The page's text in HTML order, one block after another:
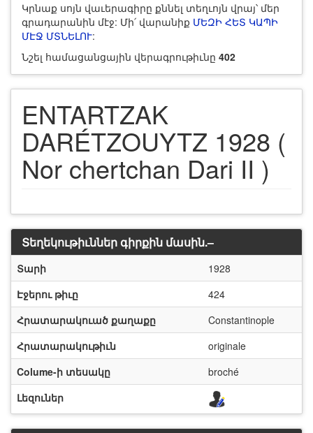
Կրնաք սոյն վաւերագիրը քննել տեղւոյն վրայ՝ մեր
գրադարանին մէջ: Մի՛ վարանիք ՄԵԶԻ ՀԵՏ ԿԱՊԻ
ՄԷՋ ՄՏՆԵԼՈՒ:
Նշել համացանցային վերագրութիւնը 402
ENTARTZAK
DARÉTZOUYTZ 1928 (
Nor chertchan Dari II )
Տեղեկութիւններ գիրքին մասին.–
Տարի
1928
Էջերու թիւը
424
Հրատարակուած քաղաքը
Constantinople
Հրատարակութիւն
originale
Colume-ի տեսակը
broché
Լեզուներ